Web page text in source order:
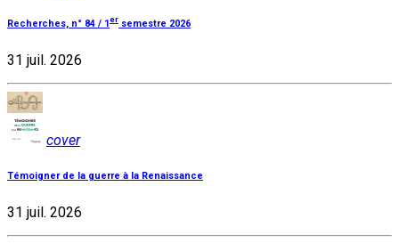
Recherches, n° 84 / 1er semestre 2026
31 juil. 2026
cover
Témoigner de la guerre à la Renaissance
31 juil. 2026